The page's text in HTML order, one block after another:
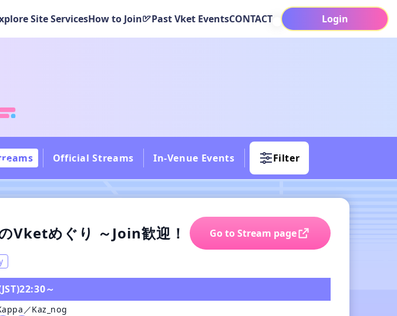
Site ServicesHow to Join Past Vket EventsCONTACT Login
Official Streams In-Venue Events Filter
Vketめぐり ～Join歓迎！ Go to Stream page
～
／Kaz_nog